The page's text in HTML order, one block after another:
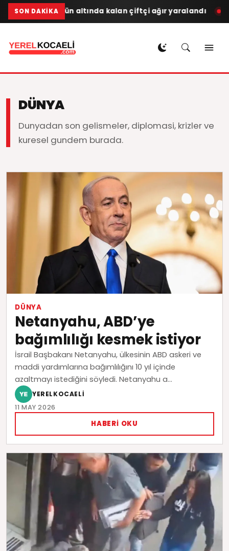
SON DAKIKA
Traktörün altında kalan çiftçi ağır yaralandı YEREL
DÜNYA
Dunyadan son gelismeler, diplomasi, krizler ve
kuresel gundem burada.
DÜNYA
Netanyahu, ABD’ye
bağımlılığı kesmek istiyor
İsrail Başbakanı Netanyahu, ülkesinin ABD askeri ve
maddi yardımlarına bağımlılığını 10 yıl içinde
azaltmayı istediğini söyledi. Netanyahu a...
YERELKOCAELI
11 MAY 2026
HABERI OKU